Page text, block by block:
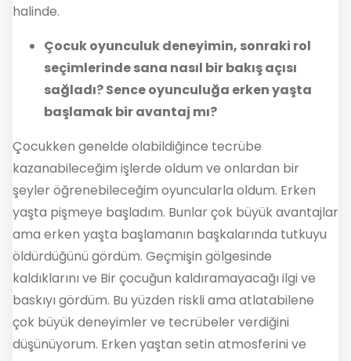
halinde.
Çocuk oyunculuk deneyimin, sonraki rol
seçimlerinde sana nasıl bir bakış açısı
sağladı? Sence oyunculuğa erken yaşta
başlamak bir avantaj mı?
Çocukken genelde olabildiğince tecrübe
kazanabileceğim işlerde oldum ve onlardan bir
şeyler öğrenebileceğim oyuncularla oldum. Erken
yaşta pişmeye başladım. Bunlar çok büyük avantajlar
ama erken yaşta başlamanın başkalarında tutkuyu
öldürdüğünü gördüm. Geçmişin gölgesinde
kaldıklarını ve Bir çocuğun kaldıramayacağı ilgi ve
baskıyı gördüm. Bu yüzden riskli ama atlatabilene
çok büyük deneyimler ve tecrübeler verdiğini
düşünüyorum. Erken yaştan setin atmosferini ve